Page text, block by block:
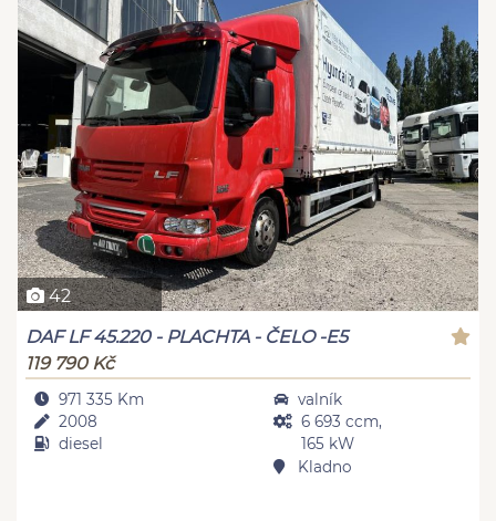
42
DAF LF 45.220 - PLACHTA - ČELO -E5
119 790 Kč
971 335 Km
2008
diesel
valník
6 693 ccm,
165 kW
Kladno